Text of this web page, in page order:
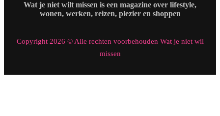
Wat je niet wilt missen is een magazine over lifestyle,
wonen, werken, reizen, plezier en shoppen
Copyright 2026 © Alle rechten voorbehouden Wat je niet wil
missen